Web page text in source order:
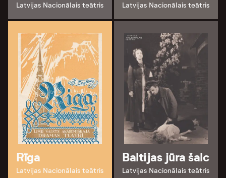
Latvijas Nacionālais teātris Latvijas Nacionālais teātris
Rīga
Latvijas Nacionālais teātris
Baltijas jūra šalc
Latvijas Nacionālais teātris